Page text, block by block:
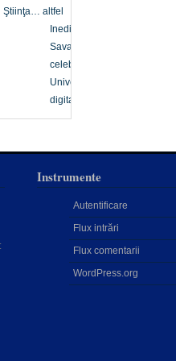
Ştiinţa… altfel
Inedit
Savanți
celebri
Univers
digital
:
Instrumente
Autentificare
Flux intrări
Flux comentarii
WordPress.org